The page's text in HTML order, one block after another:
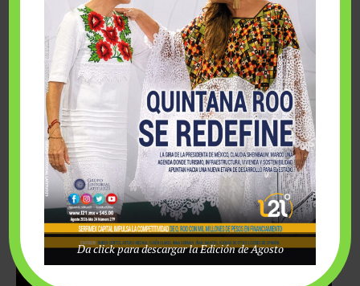
Fairmont Mayakoba y Make-A-Wish México unieron
esfuerzos para hacer realidad el deseo de una …
Da click para descargar la Edición de Agosto